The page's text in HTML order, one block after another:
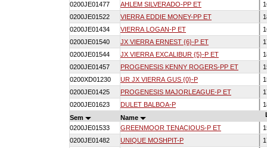
0200JE01477
AHLEM SILVERADO-PP ET
0200JE01522
VIERRA EDDIE MONEY-PP ET
0200JE01434
VIERRA LOGAN-P ET
0200JE01540
JX VIERRA ERNEST {6}-P ET
0200JE01544
JX VIERRA EXCALIBUR {5}-P ET
0200JE01457
PROGENESIS KENNY ROGERS-PP ET
0200XD01230
UR JX VIERRA GUS {0}-P
0200JE01425
PROGENESIS MAJORLEAGUE-P ET
0200JE01623
DULET BALBOA-P
Sem
Name
0200JE01533
GREENMOOR TENACIOUS-P ET
0200JE01482
UNIQUE MOSHPIT-P